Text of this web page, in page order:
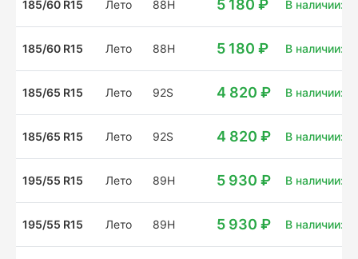
185/60 R15 Лето 88H 5 180 ₽ В наличии:
185/60 R15 Лето 88H 5 180 ₽ В наличии: 4
185/65 R15 Лето 92S 4 820 ₽ В наличии:
185/65 R15 Лето 92S 4 820 ₽ В наличии:
195/55 R15 Лето 89H 5 930 ₽ В наличии: 4
195/55 R15 Лето 89H 5 930 ₽ В наличии: